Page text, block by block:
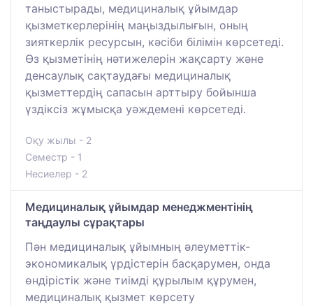
таныстырады, медициналық ұйымдар
қызметкерлерінің маңыздылығын, оның
зияткерлік ресурсын, кәсіби білімін көрсетеді.
Өз қызметінің нәтижелерін жақсарту және
денсаулық сақтаудағы медициналық
қызметтердің сапасын арттыру бойынша
үздіксіз жұмысқа уәждемені көрсетеді.
Оқу жылы - 2
Семестр - 1
Несиелер - 2
Медициналық ұйымдар менеджментінің
таңдаулы сұрақтары
Пән медициналық ұйымның әлеуметтік-
экономикалық үрдістерін басқарумен, онда
өндірістік және тиімді құрылым құрумен,
медициналық қызмет көрсету